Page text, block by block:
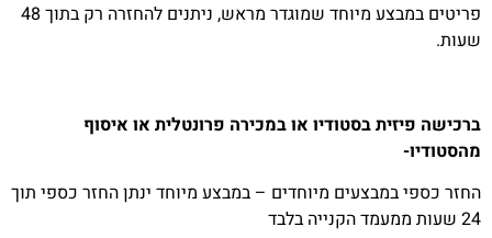
פריטים במבצע מיוחד שמוגדר מראש, ניתנים להחזרה רק בתוך 48
שעות.
ברכישה פיזית בסטודיו או במכירה פרונטלית או איסוף
מהסטודיו-
החזר כספי במבצעים מיוחדים – במבצע מיוחד ינתן החזר כספי תוך
24 שעות ממעמד הקנייה בלבד